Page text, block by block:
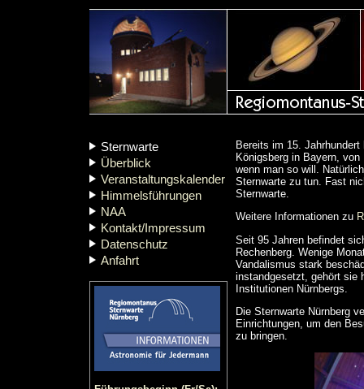
Sternwarte
Überblick
Veranstaltungskalender
Himmelsführungen
NAA
Kontakt/Impressum
Datenschutz
Anfahrt
Bereits im 15.
Königsberg in Bayern,
wenn man so will.
Sternwarte zu tun. Fast
Sternwarte.
Weitere Informationen zu
Seit 95 Jahren befindet
Rechenberg. Wenige
Vandalismus stark
instandgesetzt, gehört sie
Institutionen Nürnbergs.
Die Sternwarte Nürnberg
Einrichtungen, um den
zu bringen.